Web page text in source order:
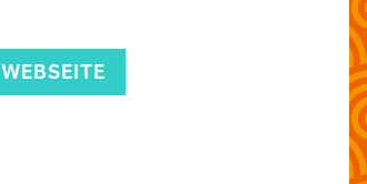
WEBSEITE